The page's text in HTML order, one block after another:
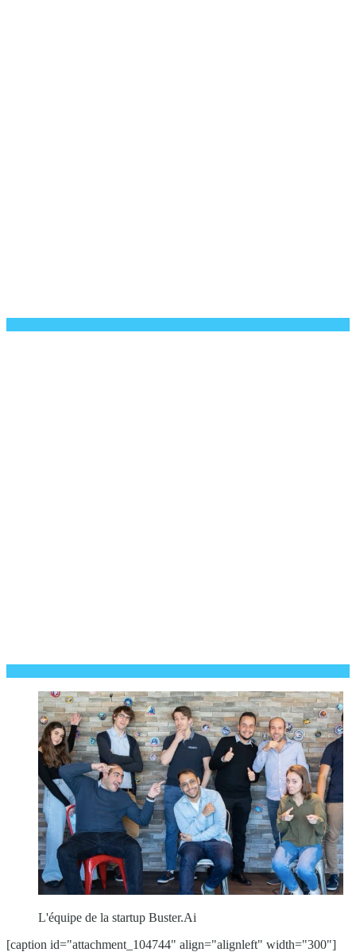
L'équipe de la startup Buster.Ai
[caption id="attachment_104744" align="alignleft" width="300"]